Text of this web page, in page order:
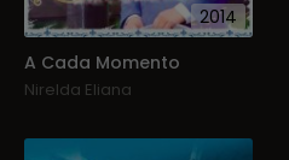
2014
A Cada Momento
Nirelda Eliana